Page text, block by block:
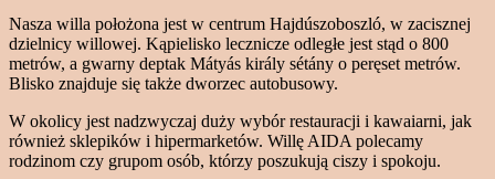
Nasza willa położona jest w centrum Hajdúszoboszló, w zacisznej
dzielnicy willowej. Kąpielisko lecznicze odległe jest stąd o 800
metrów, a gwarny deptak Mátyás király sétány o peręset metrów.
Blisko znajduje się także dworzec autobusowy.
W okolicy jest nadzwyczaj duży wybór restauracji i kawaiarni, jak
również sklepików i hipermarketów. Willę AIDA polecamy
rodzinom czy grupom osób, którzy poszukują ciszy i spokoju.